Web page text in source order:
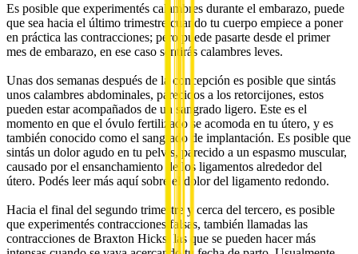
Es posible que experimentés calambres durante el embarazo, puede
que sea hacia el último trimestre cuando tu cuerpo empiece a poner
en práctica las contracciones; pero puede pasarte desde el primer
mes de embarazo, en ese caso sentirás calambres leves.
Unas dos semanas después de la concepción es posible que sintás
unos calambres abdominales, parecidos a los retorcijones, estos
pueden estar acompañados de un sangrado ligero. Este es el
momento en que el óvulo fertilizado se acomoda en tu útero, y es
también conocido como el sangrado de implantación. Es posible que
sintás un dolor agudo en tu pelvis, parecido a un espasmo muscular,
causado por el ensanchamiento de los ligamentos alrededor del
útero. Podés leer más aquí sobre el dolor del ligamento redondo.
Hacia el final del segundo trimestre y cerca del tercero, es posible
que experimentés contracciones falsas, también llamadas las
contracciones de Braxton Hicks, las que se pueden hacer más